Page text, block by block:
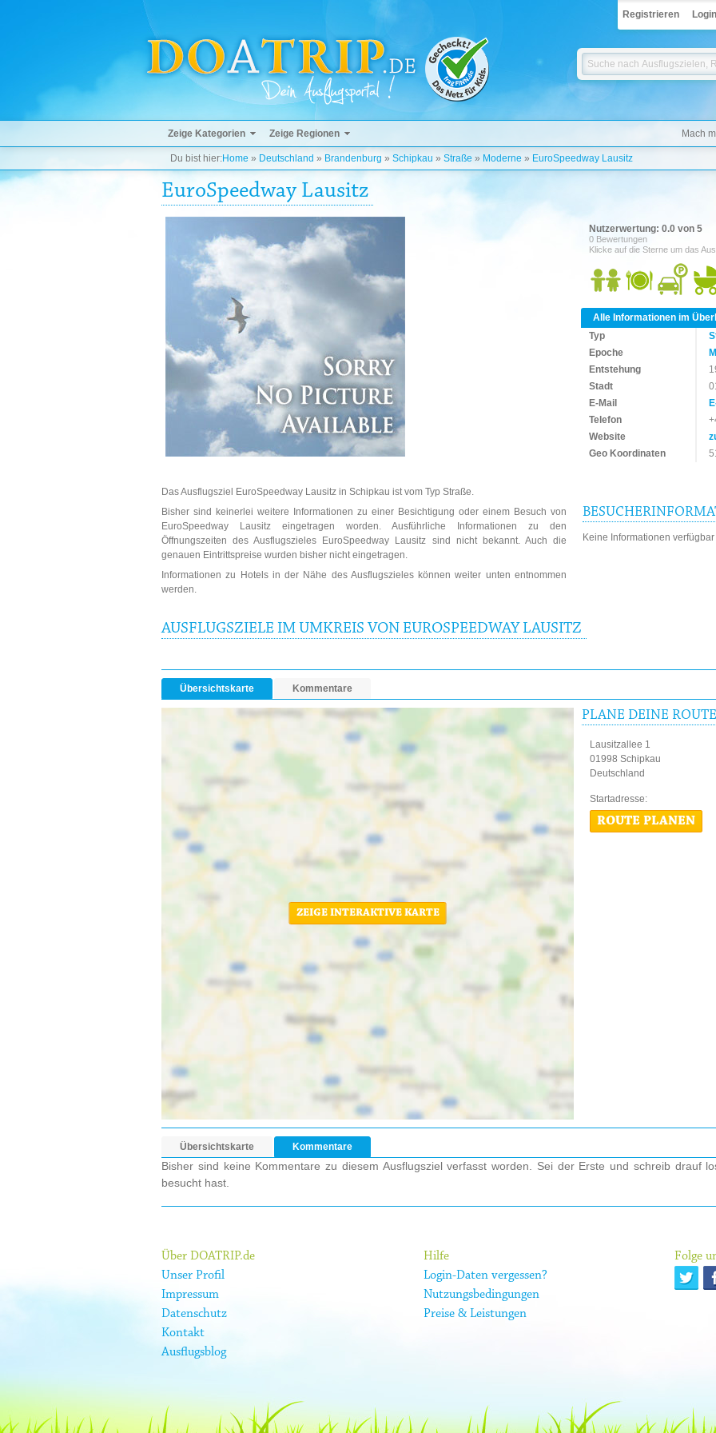
Registrieren Login
Zeige Kategorien Zeige Regionen Mach
Du bist hier:Home » Deutschland » Brandenburg » Schipkau » Straße » Moderne » EuroSpeedway Lausitz
EuroSpeedway Lausitz
Nutzerwertung: 0.0 von 5
0 Bewertungen
Klicke auf die Sterne um das
Alle Informationen im
Typ
Epoche
Entstehung
Stadt
E-Mail
Telefon
Website
Geo Koordinaten
Das Ausflugsziel EuroSpeedway Lausitz in Schipkau ist vom Typ Straße.
Bisher sind keinerlei weitere Informationen zu einer Besichtigung oder einem Besuch von
EuroSpeedway Lausitz eingetragen worden. Ausführliche Informationen zu den
Öffnungszeiten des Ausflugszieles EuroSpeedway Lausitz sind nicht bekannt. Auch die
genauen Eintrittspreise wurden bisher nicht eingetragen.
Informationen zu Hotels in der Nähe des Ausflugszieles können weiter unten entnommen
werden.
Keine Informationen verfügbar
AUSFLUGSZIELE IM UMKREIS VON EUROSPEEDWAY LAUSITZ
Übersichtskarte Kommentare
ZEIGE INTERAKTIVE KARTE
PLANE DEINE
Lausitzallee 1
01998 Schipkau
Deutschland
ROUTE PLANEN
Übersichtskarte Kommentare
Bisher sind keine Kommentare zu diesem Ausflugsziel verfasst worden. Sei der Erste und schreib drauf
besucht hast.
Über DOATRIP.de
Unser Profil
Impressum
Datenschutz
Kontakt
Ausflugsblog
Hilfe
Login-Daten vergessen?
Nutzungsbedingungen
Preise & Leistungen
Folge